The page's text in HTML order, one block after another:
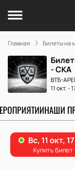
Главная Билеты на
- СКА
ВТБ-
11 окт.-
НАШИ